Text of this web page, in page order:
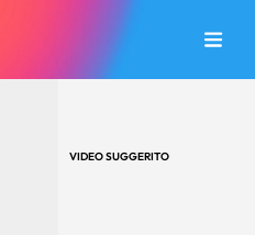
VIDEO SUGGERITO